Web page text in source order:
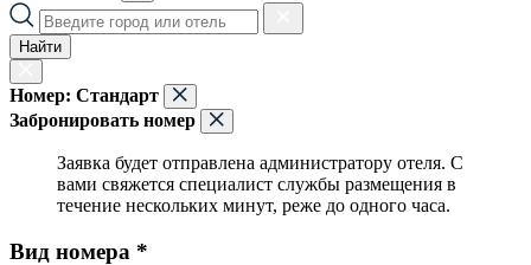
Найти
Номер: Стандарт
Забронировать номер
Заявка будет отправлена администратору отеля. С
вами свяжется специалист службы размещения в
течение нескольких минут, реже до одного часа.
Вид номера *